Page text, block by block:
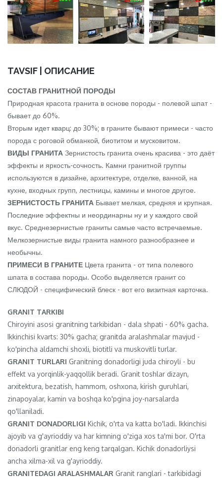
TAVSIF | ОПИСАНИЕ
СОСТАВ ГРАНИТНОЙ ПОРОДЫ
Природная красота гранита в основе породы - полевой шпат -
бывает до 60%.
Вторым идет кварц: до 30%; в граните бывают примеси - часто
порода с роговой обманкой, биотитом и мусковитом.
ВИДЫ ГРАНИТА Зернистость гранита очень красива - это даёт
эффекты и яркость-сочность. Камни гранитной группы
используются в дизайне, архитектуре, отделке, ванной, на
кухне, входных групп, лестницы, камины и многое другое.
ЗЕРНИСТОСТЬ ГРАНИТА Бывает мелкая, средняя и крупная.
Последние эффектны и неординарны ну и у каждого свой
вкус. Среднезернистые граниты самые часто встречаемые.
Мелкозернистые виды гранита намного разнообразнее и
необычны.
ПРИМЕСИ В ГРАНИТЕ Цвета гранита - от типа полевого
шпата в состава породы. Особо выделяется гранит со
СЛЮДОЙ - специфический блеск - вот его визитная карточка.
GRANIT TARKIBI
Chiroyini asosi granitning tarkibidan - dala shpati - 60% gacha.
Ikkinchisi kvarts: 30% gacha; granitda aralashmalar mavjud -
ko'pincha aldamchi shoxli, biotitli va muskovitli turlar.
GRANIT TURLARI Granitning donadorligi juda chiroyli - bu
effekt va yorqinlik-yaqqollik beradi. Granit toshlar dizayn,
arxitektura, bezatish, hammom, oshxona, kirish guruhlari,
zinapoyalar, kamin va boshqa ko'pgina joy-narsalarda
qo'llaniladi.
GRANIT DONADORLIGI Kichik, o'rta va katta bo'ladi. Ikkinchisi
ajoyib va ​​g'ayrioddiy va har kimning o'ziga xos ta'mi bor. O'rta
donadorli granitlar eng keng tarqalgan. Kichik donadorliysi
ancha xilma-xil va g'ayrioddiy.
GRANITEDAGI ARALASHMALAR Granit ranglari - tarkibidagi